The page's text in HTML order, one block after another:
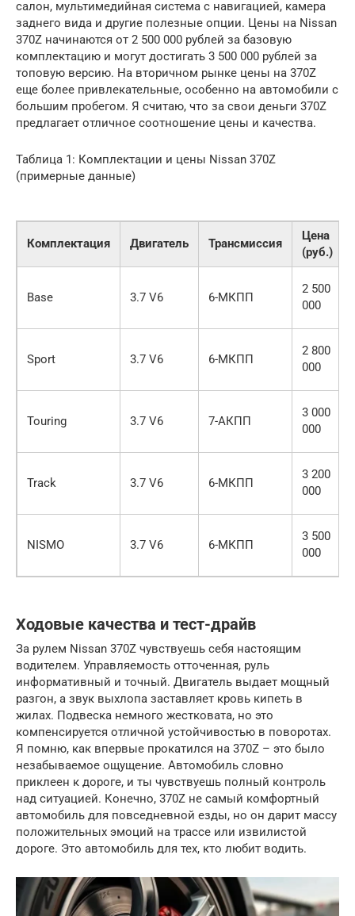
салон, мультимедийная система с навигацией, камера
заднего вида и другие полезные опции. Цены на Nissan
370Z начинаются от 2 500 000 рублей за базовую
комплектацию и могут достигать 3 500 000 рублей за
топовую версию. На вторичном рынке цены на 370Z
еще более привлекательные, особенно на автомобили с
большим пробегом. Я считаю, что за свои деньги 370Z
предлагает отличное соотношение цены и качества.
Таблица 1: Комплектации и цены Nissan 370Z
(примерные данные)
Комплектация Двигатель Трансмиссия
Цена
(руб.)
Base 3.7 V6 6-МКПП
2 500
000
Sport 3.7 V6 6-МКПП
2 800
000
Touring 3.7 V6 7-АКПП
3 000
000
Track 3.7 V6 6-МКПП
3 200
000
NISMO 3.7 V6 6-МКПП
3 500
000
Ходовые качества и тест-драйв
За рулем Nissan 370Z чувствуешь себя настоящим
водителем. Управляемость отточенная, руль
информативный и точный. Двигатель выдает мощный
разгон, а звук выхлопа заставляет кровь кипеть в
жилах. Подвеска немного жестковата, но это
компенсируется отличной устойчивостью в поворотах.
Я помню, как впервые прокатился на 370Z – это было
незабываемое ощущение. Автомобиль словно
приклеен к дороге, и ты чувствуешь полный контроль
над ситуацией. Конечно, 370Z не самый комфортный
автомобиль для повседневной езды, но он дарит массу
положительных эмоций на трассе или извилистой
дороге. Это автомобиль для тех, кто любит водить.